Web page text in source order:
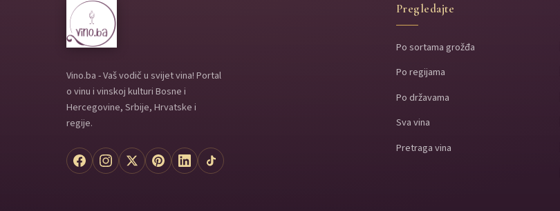
Vino.ba - Vaš vodič u svijet vina! Portal
o vinu i vinskoj kulturi Bosne i
Hercegovine, Srbije, Hrvatske i
regije.
Pregledajte
Po sortama grožđa
Po regijama
Po državama
Sva vina
Pretraga vina